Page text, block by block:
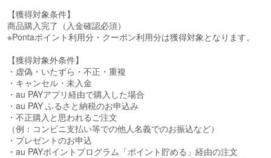
【獲得対象条件】
商品購入完了（入金確認必須）
※Pontaポイント利用分・クーポン利用分は獲得対象となります。
【獲得対象外条件】
・虚偽・いたずら・不正・重複
・キャンセル・未入金
・au PAYアプリ経由で購入した場合
・au PAY ふるさと納税のお申込み
・不正購入と思われるご注文
（例：コンビニ支払い等での他人名義でのお振込など）
・プレゼントのお申込
・au PAYポイントプログラム「ポイント貯める」経由の注文